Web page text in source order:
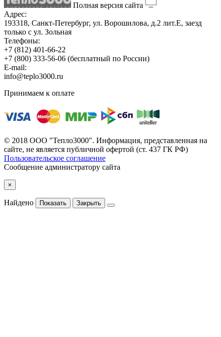
Полная версия сайта
Адрес:
193318, Санкт-Петербург, ул. Ворошилова, д.2 лит.Е, заезд
только с ул. Зольная
Телефоны:
+7 (812) 401-66-22
+7 (800) 333-56-06 (бесплатный по России)
E-mail:
info@teplo3000.ru
Принимаем к оплате
© 2018 ООО "Тепло3000". Информация, представленная на
сайте, не является публичной офертой (ст. 437 ГК РФ)
Пользовательское соглашение
Сообщение администратору сайта
×
Найдено Показать Закрыть